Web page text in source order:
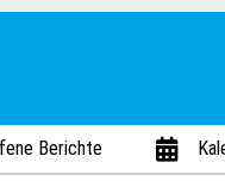
Berichte